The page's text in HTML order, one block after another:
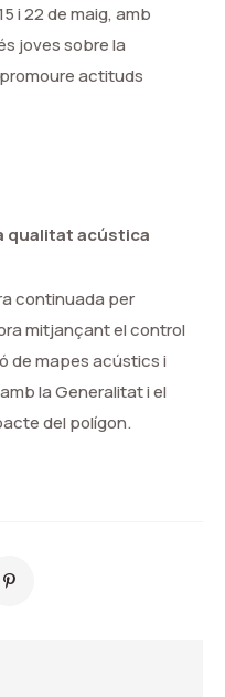
i 22 de maig, amb
joves sobre la
actituds
qualitat acústica
continuada per
mitjançant el control
de mapes acústics i
la Generalitat i el
del polígon.